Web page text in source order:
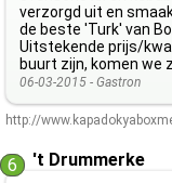
verzorgd uit en
de beste 'Turk' van
Uitstekende prijs/
buurt zijn, komen we
06-03-2015 - Gastron
http://
6 't Drummerke